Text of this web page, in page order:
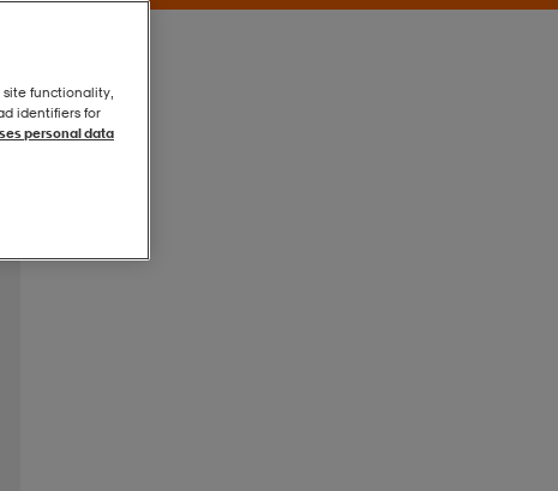
site functionality,
identifiers for
personal data